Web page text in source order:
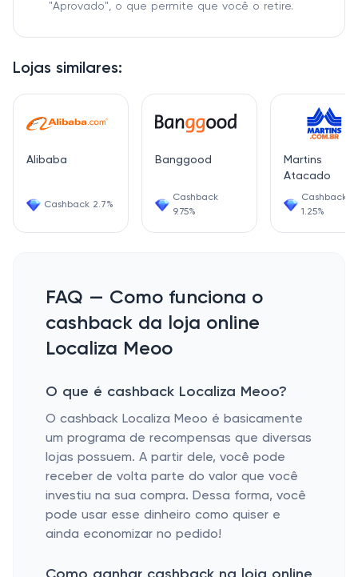
Lojas similares:
Alibaba
Cashback 2.7%
Banggood
Cashback
9.75%
Martins
Atacado
Cashback
1.25%
"Aprovado", o que permite que você o retire.
FAQ — Como funciona o
cashback da loja online
Localiza Meoo
O que é cashback Localiza Meoo?
O cashback Localiza Meoo é basicamente
um programa de recompensas que diversas
lojas possuem. A partir dele, você pode
receber de volta parte do valor que você
investiu na sua compra. Dessa forma, você
pode usar esse dinheiro como quiser e
ainda economizar no pedido!